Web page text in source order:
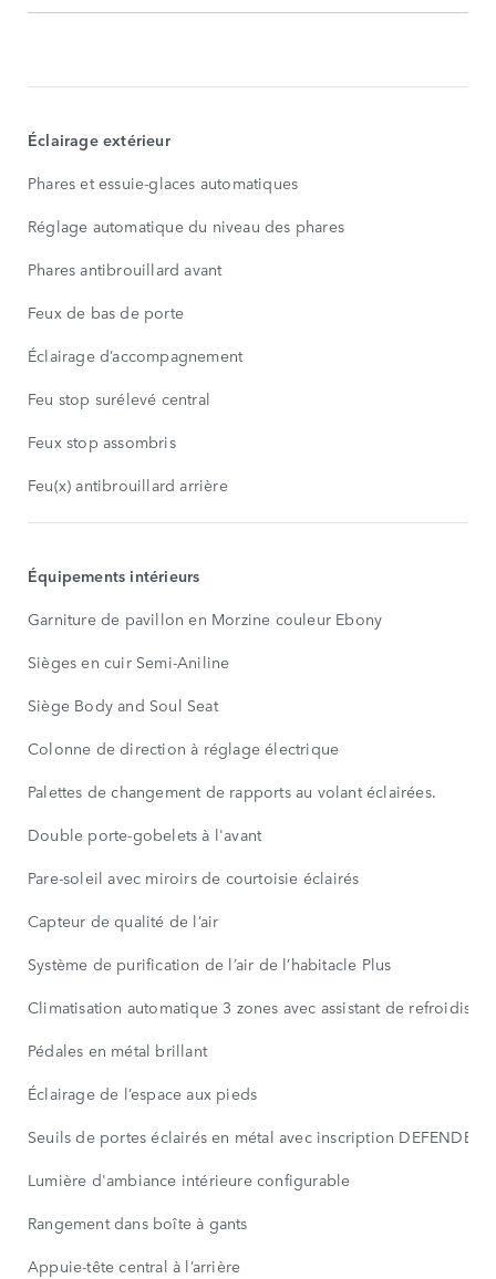
AFFICHER
Éclairage extérieur
Phares et essuie-glaces automatiques
Réglage automatique du niveau des phares
Phares antibrouillard avant
Feux de bas de porte
Éclairage d’accompagnement
Feu stop surélevé central
Feux stop assombris
Feu(x) antibrouillard arrière
Équipements intérieurs
Garniture de pavillon en Morzine couleur Ebony
Sièges en cuir Semi-Aniline
Siège Body and Soul Seat
Colonne de direction à réglage électrique
Palettes de changement de rapports au volant éclairées.
Double porte-gobelets à l'avant
Pare-soleil avec miroirs de courtoisie éclairés
Capteur de qualité de l’air
Système de purification de l’air de l’habitacle Plus
Climatisation automatique 3 zones avec assistant de
Pédales en métal brillant
Éclairage de l’espace aux pieds
Seuils de portes éclairés en métal avec inscription DEFENDER
Lumière d'ambiance intérieure configurable
Rangement dans boîte à gants
Appuie-tête central à l’arrière